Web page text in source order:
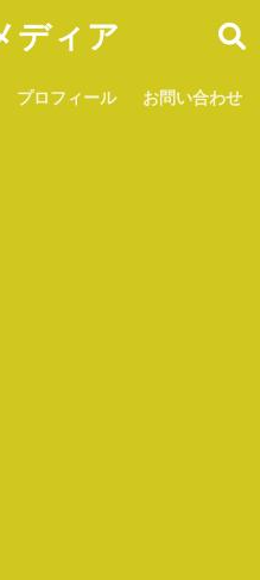
ディア
プロフィール お問い合わせ